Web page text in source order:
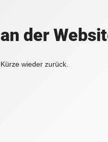
der
wieder zurück.